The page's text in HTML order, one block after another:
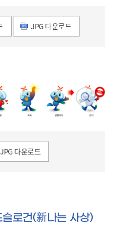
JPG 다운로드
JPG 다운로드
로건(新나는 사상)